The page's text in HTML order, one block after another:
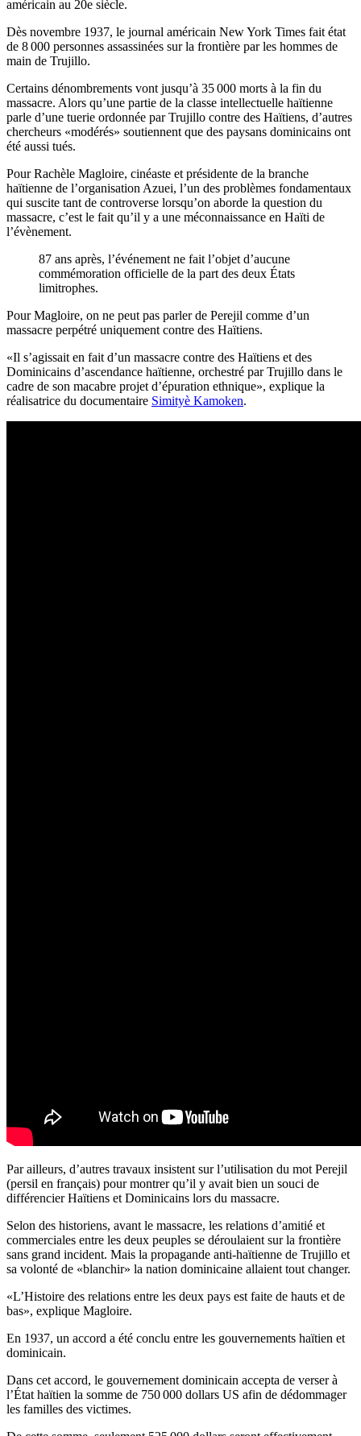
américain au 20e siècle.
Dès novembre 1937, le journal américain New York Times fait état
de 8 000 personnes assassinées sur la frontière par les hommes de
main de Trujillo.
Certains dénombrements vont jusqu’à 35 000 morts à la fin du
massacre. Alors qu’une partie de la classe intellectuelle haïtienne
parle d’une tuerie ordonnée par Trujillo contre des Haïtiens, d’autres
chercheurs «modérés» soutiennent que des paysans dominicains ont
été aussi tués.
Pour Rachèle Magloire, cinéaste et présidente de la branche
haïtienne de l’organisation Azuei, l’un des problèmes fondamentaux
qui suscite tant de controverse lorsqu’on aborde la question du
massacre, c’est le fait qu’il y a une méconnaissance en Haïti de
l’évènement.
87 ans après, l’événement ne fait l’objet d’aucune
commémoration officielle de la part des deux États
limitrophes.
Pour Magloire, on ne peut pas parler de Perejil comme d’un
massacre perpétré uniquement contre des Haïtiens.
«Il s’agissait en fait d’un massacre contre des Haïtiens et des
Dominicains d’ascendance haïtienne, orchestré par Trujillo dans le
cadre de son macabre projet d’épuration ethnique», explique la
réalisatrice du documentaire Simityè Kamoken.
Par ailleurs, d’autres travaux insistent sur l’utilisation du mot Perejil
(persil en français) pour montrer qu’il y avait bien un souci de
différencier Haïtiens et Dominicains lors du massacre.
Selon des historiens, avant le massacre, les relations d’amitié et
commerciales entre les deux peuples se déroulaient sur la frontière
sans grand incident. Mais la propagande anti-haïtienne de Trujillo et
sa volonté de «blanchir» la nation dominicaine allaient tout changer.
«L’Histoire des relations entre les deux pays est faite de hauts et de
bas», explique Magloire.
En 1937, un accord a été conclu entre les gouvernements haïtien et
dominicain.
Dans cet accord, le gouvernement dominicain accepta de verser à
l’État haïtien la somme de 750 000 dollars US afin de dédommager
les familles des victimes.